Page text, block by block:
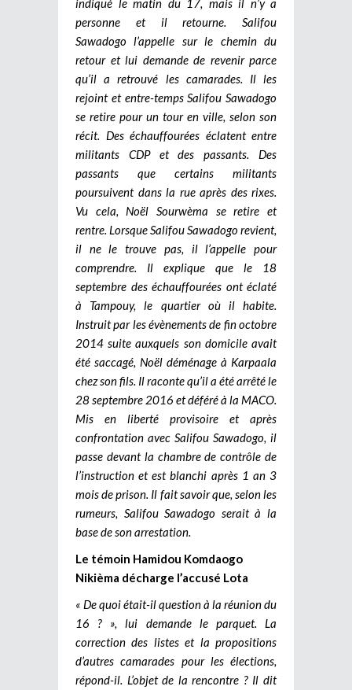
personne et il retourne. Salifou
Sawadogo l’appelle sur le chemin du
retour et lui demande de revenir parce
qu’il a retrouvé les camarades. Il les
rejoint et entre-temps Salifou Sawadogo
se retire pour un tour en ville, selon son
récit. Des échauffourées éclatent entre
militants CDP et des passants. Des
passants que certains militants
poursuivent dans la rue après des rixes.
Vu cela, Noël Sourwèma se retire et
rentre. Lorsque Salifou Sawadogo revient,
il ne le trouve pas, il l’appelle pour
comprendre. Il explique que le 18
septembre des échauffourées ont éclaté
à Tampouy, le quartier où il habite.
Instruit par les évènements de fin octobre
2014 suite auxquels son domicile avait
été saccagé, Noël déménage à Karpaala
chez son fils. Il raconte qu’il a été arrêté le
28 septembre 2016 et déféré à la MACO.
Mis en liberté provisoire et après
confrontation avec Salifou Sawadogo, il
passe devant la chambre de contrôle de
l’instruction et est blanchi après 1 an 3
mois de prison. Il fait savoir que, selon les
rumeurs, Salifou Sawadogo serait à la
base de son arrestation.
Le témoin Hamidou Komdaogo
Nikièma décharge l’accusé Lota
« De quoi était-il question à la réunion du
16 ? », lui demande le parquet. La
correction des listes et la propositions
d’autres camarades pour les élections,
répond-il. L’objet de la rencontre ? Il dit